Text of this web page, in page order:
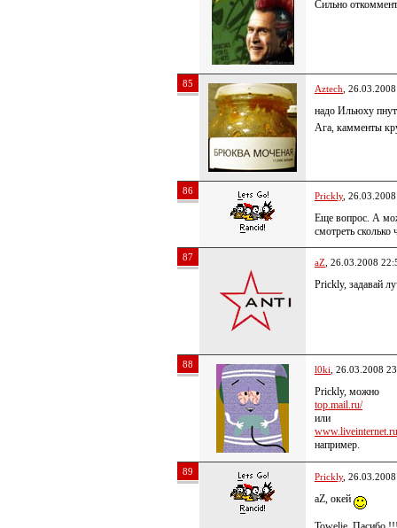
Сильно
85 Aztech ,
надо Ильюху
Ага, камменты
86 Prickly,
Еще вопрос. А
смотреть сколько
87 aZ , 26.03.2008
Prickly, задавай
88 l0ki , 26.03.2008
Prickly, можно
top.mail.ru/
или
например.
89 Prickly,
aZ, окей